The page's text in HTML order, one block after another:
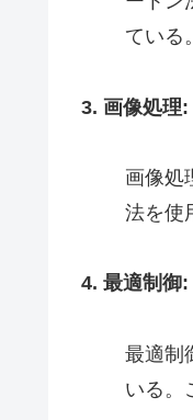
ている。
3. 画像処理:
画像処
法を使
4. 最適制御:
最適制
いる。